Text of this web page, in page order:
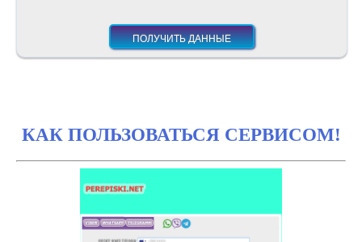
КАК ПОЛЬЗОВАТЬСЯ СЕРВИСОМ!